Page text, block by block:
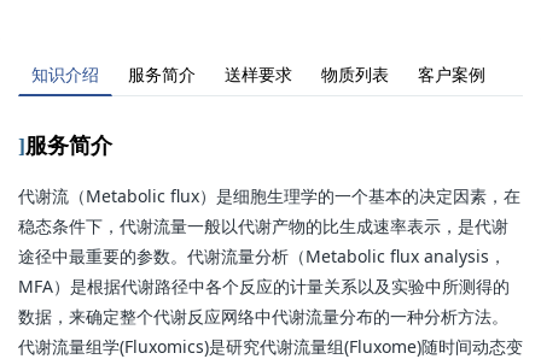
知识介绍 服务简介 送样要求 物质列表 客户案例
]服务简介
代谢流（Metabolic flux）是细胞生理学的一个基本的决定因素，在
稳态条件下，代谢流量一般以代谢产物的比生成速率表示，是代谢
途径中最重要的参数。代谢流量分析（Metabolic flux analysis，
MFA）是根据代谢路径中各个反应的计量关系以及实验中所测得的
数据，来确定整个代谢反应网络中代谢流量分布的一种分析方法。
代谢流量组学(Fluxomics)是研究代谢流量组(Fluxome)随时间动态变